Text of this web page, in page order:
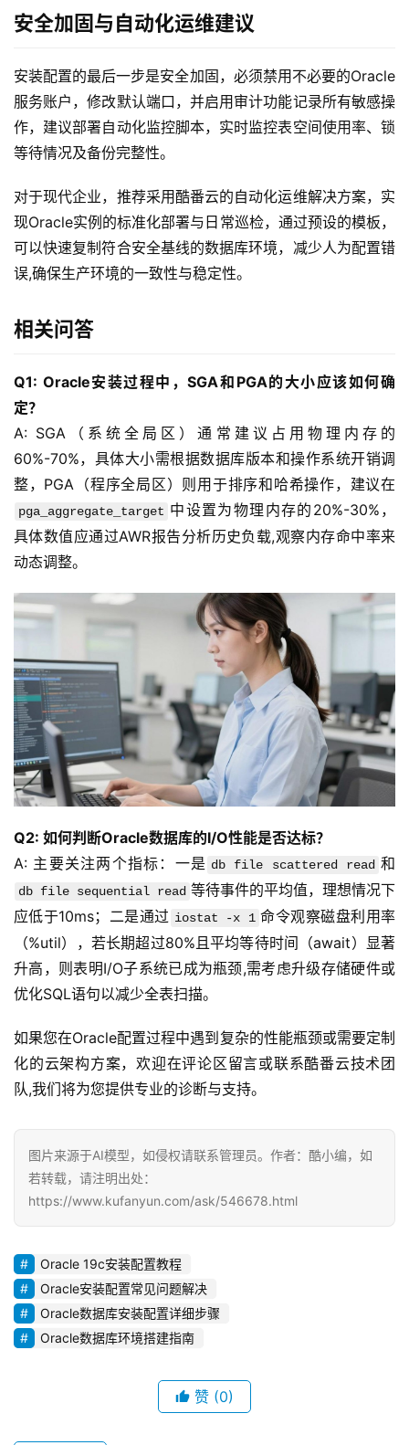
首
产
品
与
服
互
联
网
关
于
我
们
安全加固与自动化运维建议
安装配置的最后一步是安全加固，必须禁用不必要的Oracle
服务账户，修改默认端口，并启用审计功能记录所有敏感操
作，建议部署自动化监控脚本，实时监控表空间使用率、锁
等待情况及备份完整性。
对于现代企业，推荐采用酷番云的自动化运维解决方案，实
现Oracle实例的标准化部署与日常巡检，通过预设的模板，
可以快速复制符合安全基线的数据库环境，减少人为配置错
误,确保生产环境的一致性与稳定性。
相关问答
Q1: Oracle安装过程中，SGA和PGA的大小应该如何确
定？
A: SGA（系统全局区）通常建议占用物理内存的
60%-70%，具体大小需根据数据库版本和操作系统开销调
整，PGA（程序全局区）则用于排序和哈希操作，建议在
pga_aggregate_target 中设置为物理内存的20%-30%，
具体数值应通过AWR报告分析历史负载,观察内存命中率来
动态调整。
Q2: 如何判断Oracle数据库的I/O性能是否达标？
A: 主要关注两个指标：一是 db file scattered read 和
db file sequential read 等待事件的平均值，理想情况下
应低于10ms；二是通过 iostat -x 1 命令观察磁盘利用率
（%util），若长期超过80%且平均等待时间（await）显著
升高，则表明I/O子系统已成为瓶颈,需考虑升级存储硬件或
优化SQL语句以减少全表扫描。
如果您在Oracle配置过程中遇到复杂的性能瓶颈或需要定制
化的云架构方案，欢迎在评论区留言或联系酷番云技术团
队,我们将为您提供专业的诊断与支持。
图片来源于AI模型，如侵权请联系管理员。作者：酷小编，如
若转载，请注明出处：
https://www.kufanyun.com/ask/546678.html
Oracle 19c安装配置教程
Oracle安装配置常见问题解决
Oracle数据库安装配置详细步骤
Oracle数据库环境搭建指南
赞 (0)